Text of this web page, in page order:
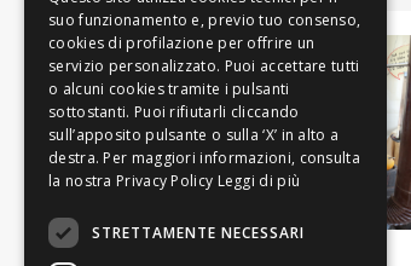
Leggi di più
STRETTAMENTE NECESSARI